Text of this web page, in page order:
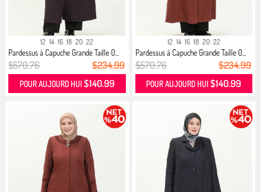
12 14 16 18 20 22
Pardessus à Capuche Grande Taille 0...
$570.76 $234.99
POUR AUJOURD HUI$140.99
12 14 16 18 20 22
Pardessus à Capuche Grande Taille 0...
$570.76 $234.99
POUR AUJOURD HUI$140.99